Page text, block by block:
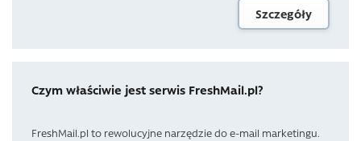
Szczegóły
Czym właściwie jest serwis FreshMail.pl?
FreshMail.pl to rewolucyjne narzędzie do e-mail marketingu.